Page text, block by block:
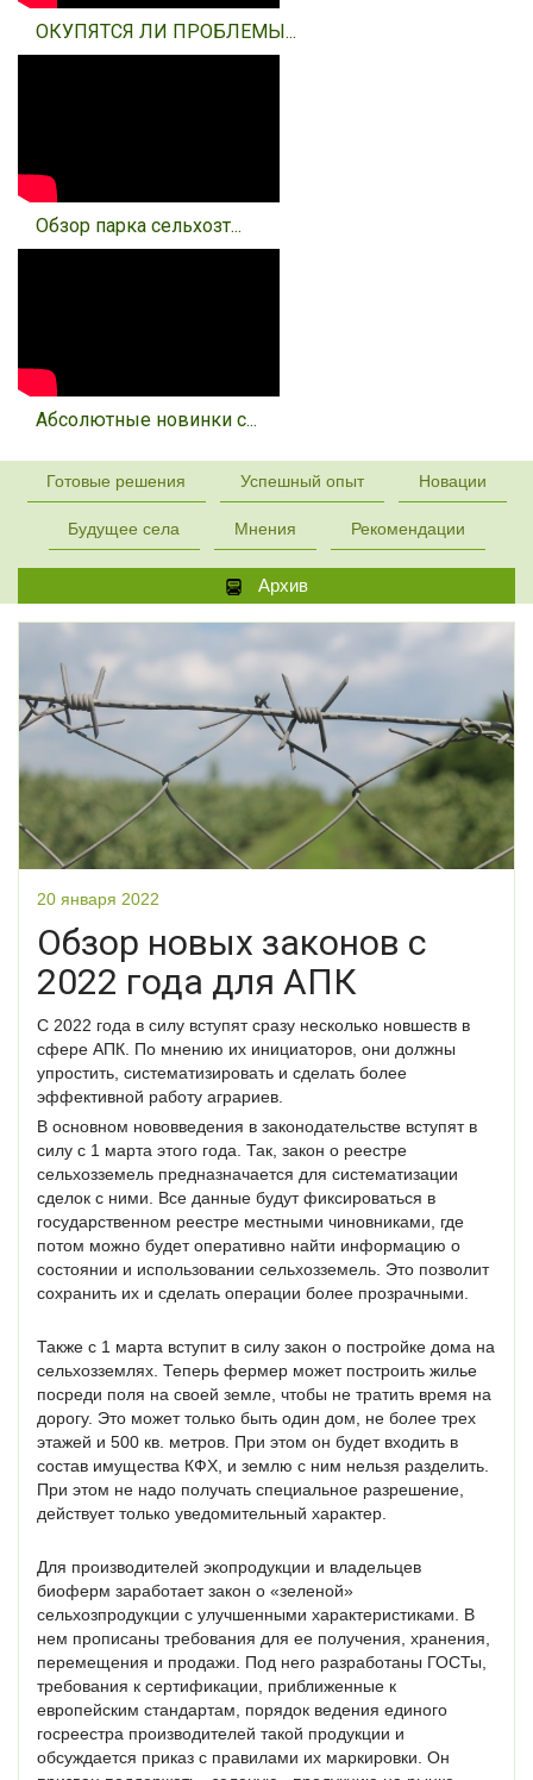
ОКУПЯТСЯ ЛИ ПРОБЛЕМЫ...
Обзор парка сельхозт...
Абсолютные новинки с...
Готовые решения Успешный опыт Новации
Будущее села Мнения Рекомендации
Архив
20 января 2022
Обзор новых законов с
2022 года для АПК
С 2022 года в силу вступят сразу несколько новшеств в
сфере АПК. По мнению их инициаторов, они должны
упростить, систематизировать и сделать более
эффективной работу аграриев.
В основном нововведения в законодательстве вступят в
силу с 1 марта этого года. Так, закон о реестре
сельхозземель предназначается для систематизации
сделок с ними. Все данные будут фиксироваться в
государственном реестре местными чиновниками, где
потом можно будет оперативно найти информацию о
состоянии и использовании сельхозземель. Это позволит
сохранить их и сделать операции более прозрачными.
Также с 1 марта вступит в силу закон о постройке дома на
сельхозземлях. Теперь фермер может построить жилье
посреди поля на своей земле, чтобы не тратить время на
дорогу. Это может только быть один дом, не более трех
этажей и 500 кв. метров. При этом он будет входить в
состав имущества КФХ, и землю с ним нельзя разделить.
При этом не надо получать специальное разрешение,
действует только уведомительный характер.
Для производителей экопродукции и владельцев
биоферм заработает закон о «зеленой»
сельхозпродукции с улучшенными характеристиками. В
нем прописаны требования для ее получения, хранения,
перемещения и продажи. Под него разработаны ГОСТы,
требования к сертификации, приближенные к
европейским стандартам, порядок ведения единого
госреестра производителей такой продукции и
обсуждается приказ с правилами их маркировки. Он